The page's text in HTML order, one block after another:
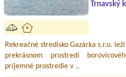
Trnavský
Rekreačné stredisko Gazárka s.r.o.
prekrásnom prostredí
príjemné prostredie v ..